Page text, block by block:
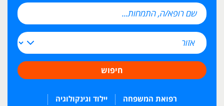
חיפוש
רפואת המשפחה
יילוד וגינקולוגיה